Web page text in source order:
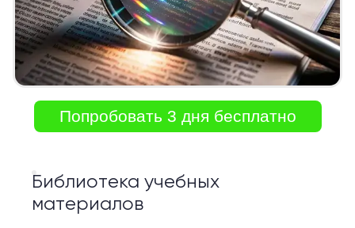
Попробовать 3 дня бесплатно
Библиотека учебных
материалов